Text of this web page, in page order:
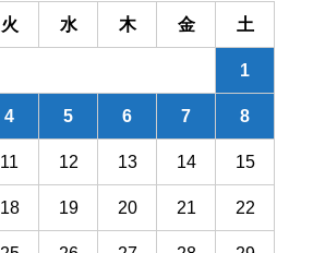
火 水 木 金 土
1
4 5 6 7 8
11 12 13 14 15
18 19 20 21 22